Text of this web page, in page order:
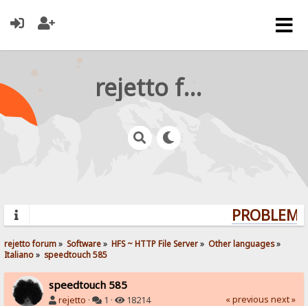
rejetto forum
rejetto forum» Software» HFS ~ HTTP File Server» Other languages»
Italiano» speedtouch 585
speedtouch 585
rejetto · 1 · 18214 « previous next »